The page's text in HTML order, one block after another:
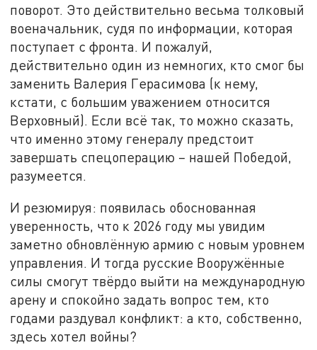
поворот. Это действительно весьма толковый
военачальник, судя по информации, которая
поступает с фронта. И пожалуй,
действительно один из немногих, кто смог бы
заменить Валерия Герасимова (к нему,
кстати, с большим уважением относится
Верховный). Если всё так, то можно сказать,
что именно этому генералу предстоит
завершать спецоперацию – нашей Победой,
разумеется.
И резюмируя: появилась обоснованная
уверенность, что к 2026 году мы увидим
заметно обновлённую армию с новым уровнем
управления. И тогда русские Вооружённые
силы смогут твёрдо выйти на международную
арену и спокойно задать вопрос тем, кто
годами раздувал конфликт: а кто, собственно,
здесь хотел войны?